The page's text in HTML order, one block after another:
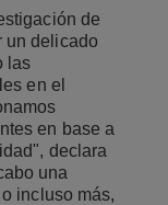
de
un delicado
las
en el
en base a
declara
una
incluso más,